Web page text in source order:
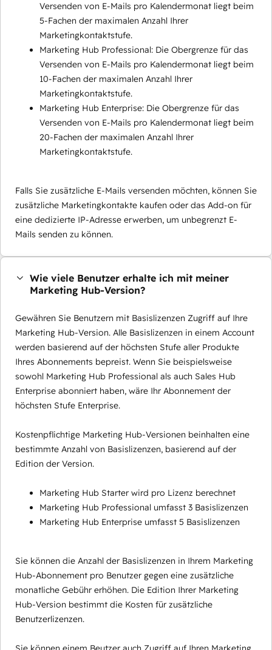
Versenden von E-Mails pro Kalendermonat liegt beim
5-Fachen der maximalen Anzahl Ihrer
Marketingkontaktstufe.
Marketing Hub Professional: Die Obergrenze für das
Versenden von E-Mails pro Kalendermonat liegt beim
10-Fachen der maximalen Anzahl Ihrer
Marketingkontaktstufe.
Marketing Hub Enterprise: Die Obergrenze für das
Versenden von E-Mails pro Kalendermonat liegt beim
20-Fachen der maximalen Anzahl Ihrer
Marketingkontaktstufe.
Falls Sie zusätzliche E-Mails versenden möchten, können Sie
zusätzliche Marketingkontakte kaufen oder das Add-on für
eine dedizierte IP-Adresse erwerben, um unbegrenzt E-
Mails senden zu können.
Wie viele Benutzer erhalte ich mit meiner
Marketing Hub-Version?
Gewähren Sie Benutzern mit Basislizenzen Zugriff auf Ihre
Marketing Hub-Version. Alle Basislizenzen in einem Account
werden basierend auf der höchsten Stufe aller Produkte
Ihres Abonnements bepreist. Wenn Sie beispielsweise
sowohl Marketing Hub Professional als auch Sales Hub
Enterprise abonniert haben, wäre Ihr Abonnement der
höchsten Stufe Enterprise.
Kostenpflichtige Marketing Hub-Versionen beinhalten eine
bestimmte Anzahl von Basislizenzen, basierend auf der
Edition der Version.
Marketing Hub Starter wird pro Lizenz berechnet
Marketing Hub Professional umfasst 3 Basislizenzen
Marketing Hub Enterprise umfasst 5 Basislizenzen
Sie können die Anzahl der Basislizenzen in Ihrem Marketing
Hub-Abonnement pro Benutzer gegen eine zusätzliche
monatliche Gebühr erhöhen. Die Edition Ihrer Marketing
Hub-Version bestimmt die Kosten für zusätzliche
Benutzerlizenzen.